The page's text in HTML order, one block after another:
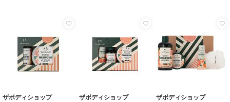
ザボディショップ ザボディショップ ザボディショップ